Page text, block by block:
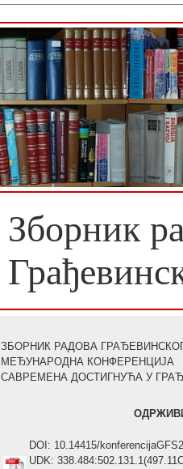
Зборник
ЗБОРНИК РАДОВА
МЕЂУНАРОДНА КОНФЕРЕНЦИЈА
САВРЕМЕНА ДОСТИГНУЋА У
DOI: 10.14415/
UDK: